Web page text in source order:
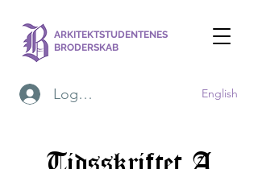
ARKITEKTSTUDENTENES
BRODERSKAB
English
Logg inn
Tidsskriftet A